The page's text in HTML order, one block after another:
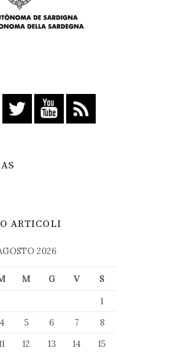
ARTICOLI
2026
M G V
S
1
4 5 6 7
8
12 13 14
15